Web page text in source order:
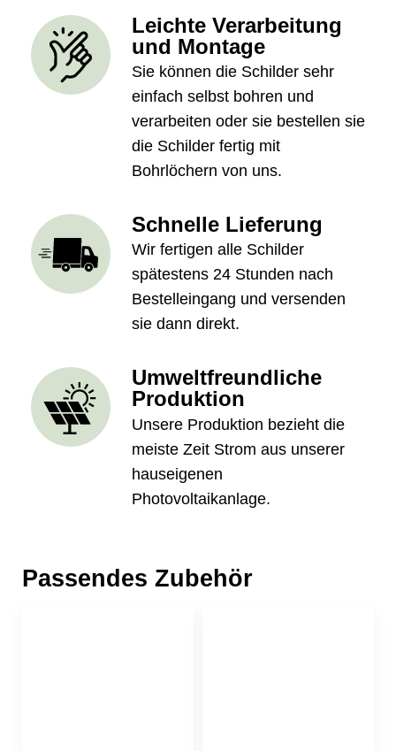
Leichte Verarbeitung
und Montage
Sie können die Schilder sehr
einfach selbst bohren und
verarbeiten oder sie bestellen sie
die Schilder fertig mit
Bohrlöchern von uns.
Schnelle Lieferung
Wir fertigen alle Schilder
spätestens 24 Stunden nach
Bestelleingang und versenden
sie dann direkt.
Umweltfreundliche
Produktion
Unsere Produktion bezieht die
meiste Zeit Strom aus unserer
hauseigenen
Photovoltaikanlage.
Passendes Zubehör